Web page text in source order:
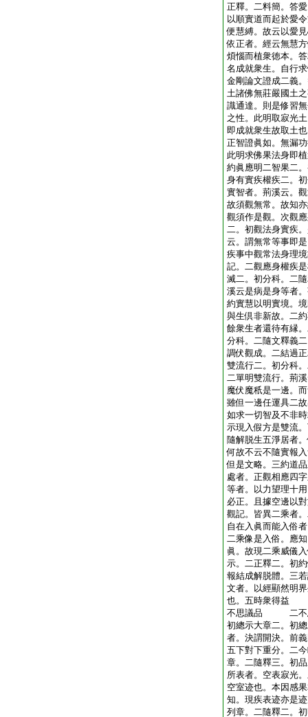
正釋。二料簡。答
以順實道而起於愛
便慧縛。故云以愛
依正者。經云無慧
煩惱而植衆徳本。
名成就衆生。自行
金剛論文證成二義
土諸佛無莊嚴國土
識通達。則是修習
之性。此明取寂光
即成就衆生故取土
正智證眞如。無漏
此明求佛果法身即
約眞應明二智果二
身有實疾權疾二。
實智者。荊溪云。
故須觀無常。故知
觀須作是觀。次觀
二。初觀法身實疾
云。謂無常等事即
疾事中觀常法身理
記。二觀應身權疾
滅二。初分科。二
溪云是病是身等者
約實慧以明實境。
與生倶非新故。二
餘衆生者還待有縁
分科。二隨文釋義
調伏觀成。二結過
雙流行二。初分科
二單明雙流行。荊
魔伏魔秖是一邊。
雖但一邊任運具二
如求一切智及不非
示現入假方是雙流
隨解脱生五淨居者
何故不云不隨實報
但是文略。三約道
處者。正觀相應四
等者。以力望理十
必正。且據空邊以
觀記。皆異二乘者
自在入眞而能入俗
二乘像是入俗。應
眞。故現二乘威儀
示。二正釋二。初
報結成解脱體。三
文者。以經顯然明
也。五時衆得益
不思議品 二不思
初總示大章二。初
者。決謂開決。前
五下對下重分。二
章。二隨釋三。初
所表者。空表寂光
空室迹也。本因感
知。現疾表迹亦是
列章。二隨釋二。